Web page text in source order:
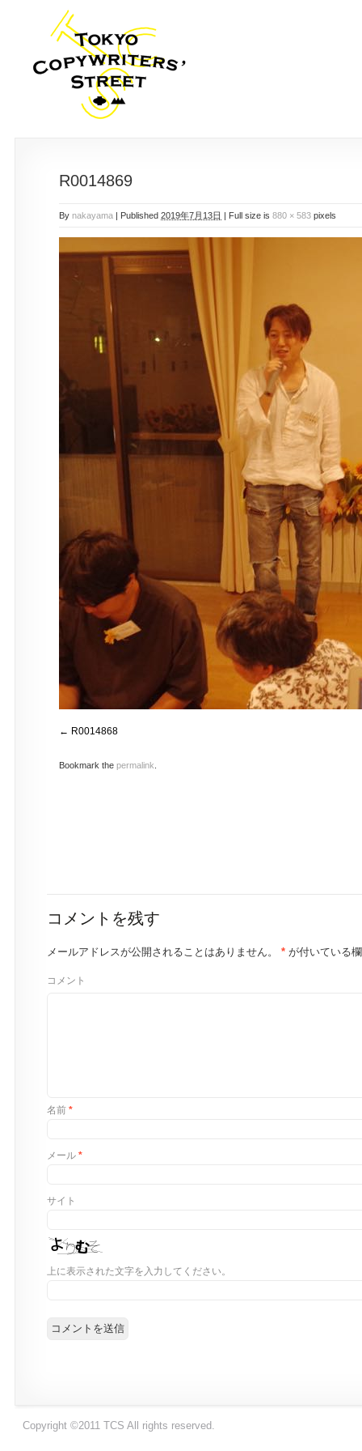
R0014869
By nakayama | Published 2019年7月13日 | Full size is 880 × 583 pixels
R0014868
Bookmark the permalink
コメントを残す
メールアドレスが公開されることはありません。 * が付いている
コメント
名前 *
メール *
サイト
上に表示された文字を入力してください。
Copyright ©2011 TCS All rights reserved.